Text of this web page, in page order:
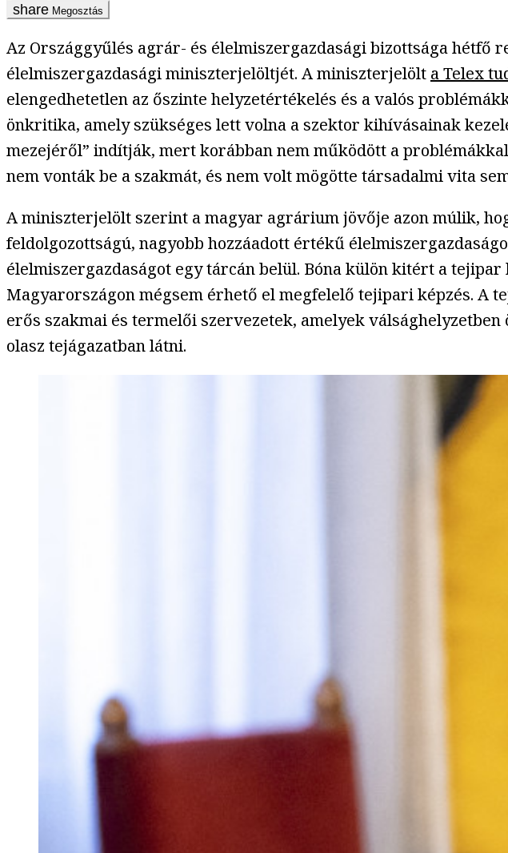
Megosztás
Az Országgyűlés agrár- és élelmiszergazdasági bizottsága hétfő
élelmiszergazdasági miniszterjelöltjét. A miniszterjelölt a Telex
elengedhetetlen az őszinte helyzetértékelés és a valós
önkritika, amely szükséges lett volna a szektor kihívásainak
mezejéről” indítják, mert korábban nem működött a
nem vonták be a szakmát, és nem volt mögötte társadalmi vita
A miniszterjelölt szerint a magyar agrárium jövője azon múlik,
feldolgozottságú, nagyobb hozzáadott értékű
élelmiszergazdaságot egy tárcán belül. Bóna külön kitért a
Magyarországon mégsem érhető el megfelelő tejipari képzés. A
erős szakmai és termelői szervezetek, amelyek
olasz tejágazatban látni.